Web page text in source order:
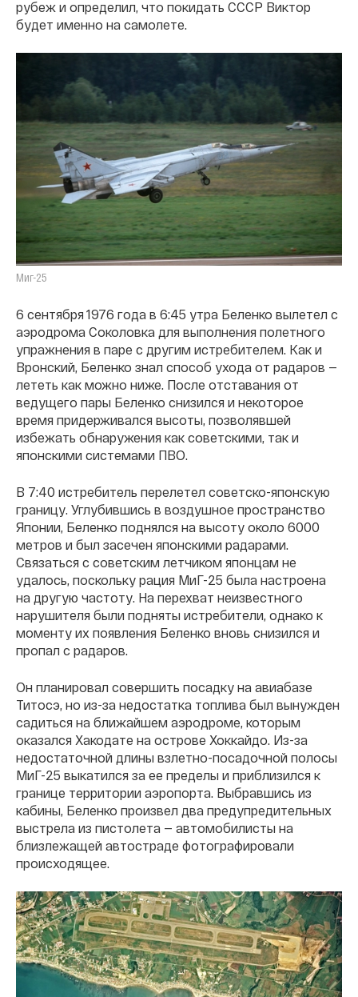
рубеж и определил, что покидать СССР Виктор
будет именно на самолете.
Миг-25
6 сентября 1976 года в 6:45 утра Беленко вылетел с
аэродрома Соколовка для выполнения полетного
упражнения в паре с другим истребителем. Как и
Вронский, Беленко знал способ ухода от радаров —
лететь как можно ниже. После отставания от
ведущего пары Беленко снизился и некоторое
время придерживался высоты, позволявшей
избежать обнаружения как советскими, так и
японскими системами ПВО.
В 7:40 истребитель перелетел советско-японскую
границу. Углубившись в воздушное пространство
Японии, Беленко поднялся на высоту около 6000
метров и был засечен японскими радарами.
Связаться с советским летчиком японцам не
удалось, поскольку рация МиГ-25 была настроена
на другую частоту. На перехват неизвестного
нарушителя были подняты истребители, однако к
моменту их появления Беленко вновь снизился и
пропал с радаров.
Он планировал совершить посадку на авиабазе
Титосэ, но из-за недостатка топлива был вынужден
садиться на ближайшем аэродроме, которым
оказался Хакодате на острове Хоккайдо. Из-за
недостаточной длины взлетно-посадочной полосы
МиГ-25 выкатился за ее пределы и приблизился к
границе территории аэропорта. Выбравшись из
кабины, Беленко произвел два предупредительных
выстрела из пистолета — автомобилисты на
близлежащей автостраде фотографировали
происходящее.